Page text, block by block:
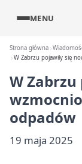
MENU
Strona główna
W Zabrzu pojawiły się
W Zabrzu
odpadów
19 maja 2025